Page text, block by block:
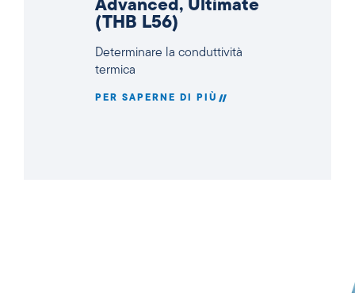
Advanced, Ultimate
(THB L56)
Determinare la conduttività
termica
PER SAPERNE DI PIÙ